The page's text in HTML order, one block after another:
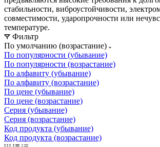
стабильности, виброустойчивости,
совместимости, ударопрочности или
температуре.
Фильтр
По умолчанию (возрастание)
По популярности (убывание)
По популярности (возрастание)
По алфавиту (убывание)
По алфавиту (возрастание)
По цене (убывание)
По цене (возрастание)
Серия (убывание)
Серия (возрастание)
Код продукта (убывание)
Код продукта (возрастание)